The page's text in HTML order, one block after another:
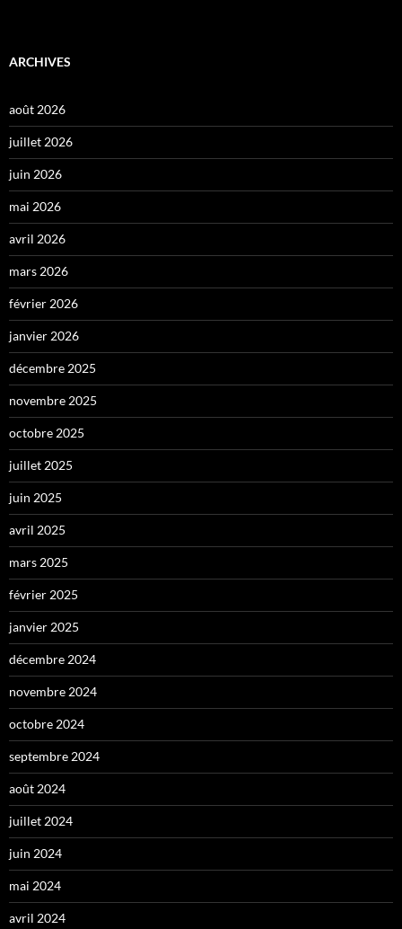
ARCHIVES
août 2026
juillet 2026
juin 2026
mai 2026
avril 2026
mars 2026
février 2026
janvier 2026
décembre 2025
novembre 2025
octobre 2025
juillet 2025
juin 2025
avril 2025
mars 2025
février 2025
janvier 2025
décembre 2024
novembre 2024
octobre 2024
septembre 2024
août 2024
juillet 2024
juin 2024
mai 2024
avril 2024